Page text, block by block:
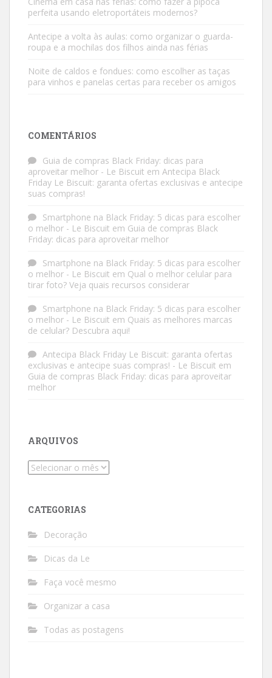
perfeita usando eletroportáteis modernos?
Antecipe a volta às aulas: como organizar o guarda-
roupa e a mochilas dos filhos ainda nas férias
Noite de caldos e fondues: como escolher as taças
para vinhos e panelas certas para receber os amigos
COMENTÁRIOS
Guia de compras Black Friday: dicas para
aproveitar melhor - Le Biscuit em Antecipa Black
Friday Le Biscuit: garanta ofertas exclusivas e antecipe
suas compras!
Smartphone na Black Friday: 5 dicas para escolher
o melhor - Le Biscuit em Guia de compras Black
Friday: dicas para aproveitar melhor
Smartphone na Black Friday: 5 dicas para escolher
o melhor - Le Biscuit em Qual o melhor celular para
tirar foto? Veja quais recursos considerar
Smartphone na Black Friday: 5 dicas para escolher
o melhor - Le Biscuit em Quais as melhores marcas
de celular? Descubra aqui!
Antecipa Black Friday Le Biscuit: garanta ofertas
exclusivas e antecipe suas compras! - Le Biscuit em
Guia de compras Black Friday: dicas para aproveitar
melhor
ARQUIVOS
Arquivos
CATEGORIAS
Decoração
Dicas da Le
Faça você mesmo
Organizar a casa
Todas as postagens